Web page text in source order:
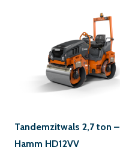
Tandemzitwals 2,7 ton –
Hamm HD12VV